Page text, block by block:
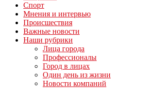
Спорт
Мнения и интервью
Происшествия
Важные новости
Наши рубрики
Лица города
Профессионалы
Город в лицах
Один день из жизни
Новости компаний